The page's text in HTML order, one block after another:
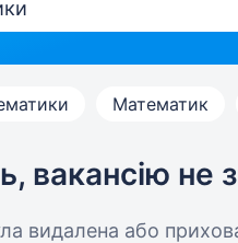
Математик
вакансію не
видалена або